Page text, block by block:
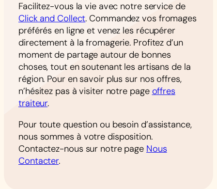
Facilitez-vous la vie avec notre service de
Click and Collect. Commandez vos fromages
préférés en ligne et venez les récupérer
directement à la fromagerie. Profitez d’un
moment de partage autour de bonnes
choses, tout en soutenant les artisans de la
région. Pour en savoir plus sur nos offres,
n’hésitez pas à visiter notre page offres
traiteur.
Pour toute question ou besoin d’assistance,
nous sommes à votre disposition.
Contactez-nous sur notre page Nous
Contacter.